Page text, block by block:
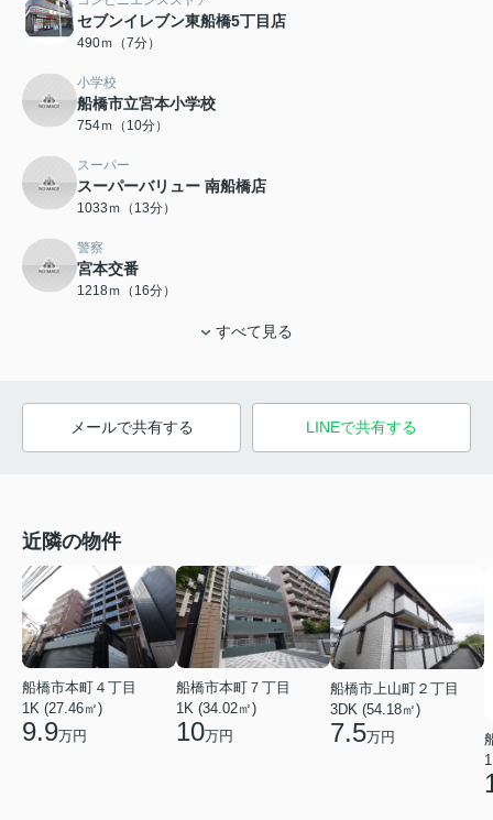
セブンイレブン東船橋5丁目店
490ｍ（7分）
小学校
船橋市立宮本小学校
754ｍ（10分）
スーパー
スーパーバリュー 南船橋店
1033ｍ（13分）
警察
宮本交番
1218ｍ（16分）
すべて見る
メールで共有する LINEで共有する
近隣の物件
船橋市本町４丁目
1K (27.46㎡)
9.9万円
船橋市本町７丁目
1K (34.02㎡)
10万円
船橋市上山町２丁目
3DK (54.18㎡)
7.5万円